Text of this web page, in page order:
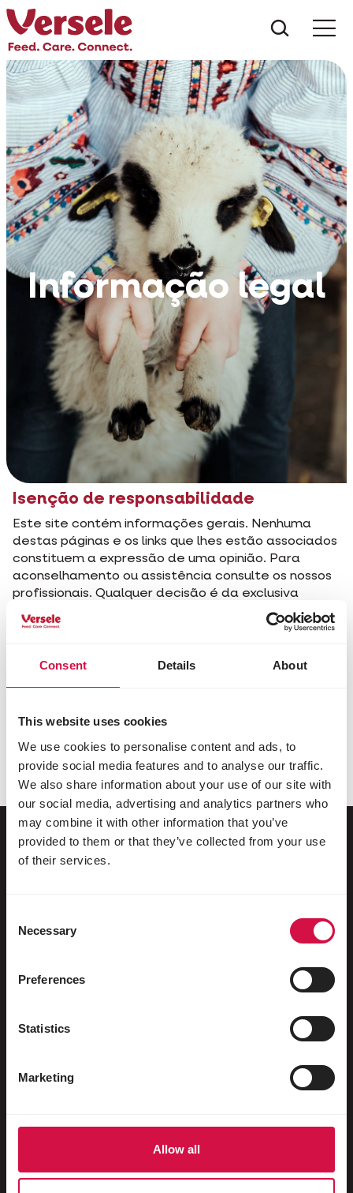
Consent Details About
This website uses cookies
We use cookies to personalise content and ads, to
provide social media features and to analyse our traffic.
We also share information about your use of our site with
our social media, advertising and analytics partners who
may combine it with other information that you’ve
provided to them or that they’ve collected from your use
of their services.
Selection
Necessary
Preferences
Statistics
Marketing
Allow all
Informação legal
Isenção de responsabilidade
Este site contém informações gerais. Nenhuma
destas páginas e os links que lhes estão associados
constituem a expressão de uma opinião. Para
aconselhamento ou assistência consulte os nossos
profissionais. Qualquer decisão é da exclusiva
responsabilidade do visitante. Não assumimos
qualquer responsabilidade por qualquer omissão,
sites. Consideramos que estas ligações são
conteúdo nem a utilização destes sites.
Pombos-correio
Coelhos
Peixes